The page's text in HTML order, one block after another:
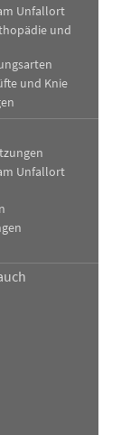
Unfallort
und
und Knie
Unfallort